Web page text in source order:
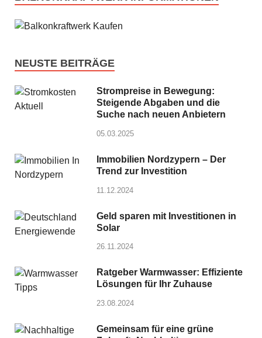
NEUSTE BEITRÄGE
Strompreise in Bewegung:
Steigende Abgaben und die
Suche nach neuen Anbietern
05.03.2025
Immobilien Nordzypern – Der
Trend zur Investition
11.12.2024
Geld sparen mit Investitionen in
Solar
26.11.2024
Ratgeber Warmwasser: Effiziente
Lösungen für Ihr Zuhause
23.08.2024
Gemeinsam für eine grüne